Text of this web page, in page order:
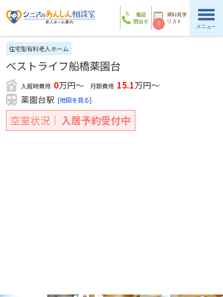
電話
問合せ
資料見学
リスト
0 メニュー
住宅型有料老人ホーム
ベストライフ船橋薬園台
入居時費用 0万円～ 月額費用 15.1万円～
薬園台駅 [地図を見る]
空室状況 入居予約受付中